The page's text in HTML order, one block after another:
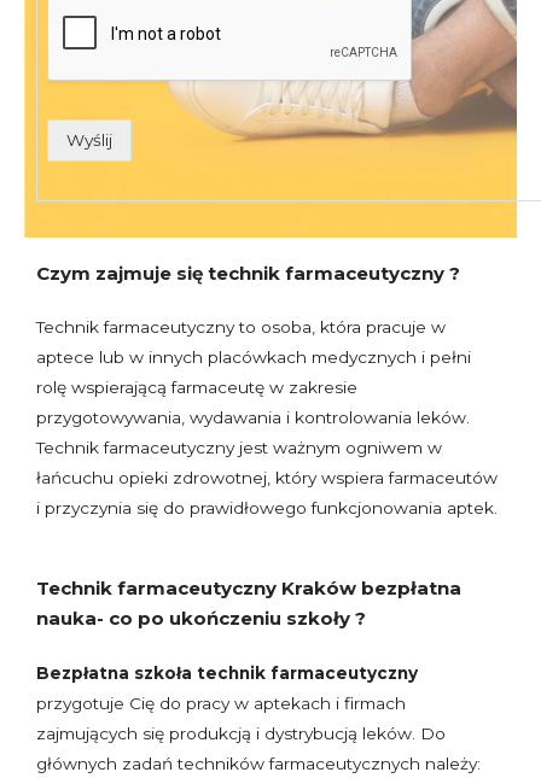
Wyślij
Czym zajmuje się technik farmaceutyczny ?
Technik farmaceutyczny to osoba, która pracuje w
aptece lub w innych placówkach medycznych i pełni
rolę wspierającą farmaceutę w zakresie
przygotowywania, wydawania i kontrolowania leków.
Technik farmaceutyczny jest ważnym ogniwem w
łańcuchu opieki zdrowotnej, który wspiera farmaceutów
i przyczynia się do prawidłowego funkcjonowania aptek.
Technik farmaceutyczny Kraków bezpłatna
nauka- co po ukończeniu szkoły ?
Bezpłatna szkoła technik farmaceutyczny
przygotuje Cię do pracy w aptekach i firmach
zajmujących się produkcją i dystrybucją leków. Do
głównych zadań techników farmaceutycznych należy: